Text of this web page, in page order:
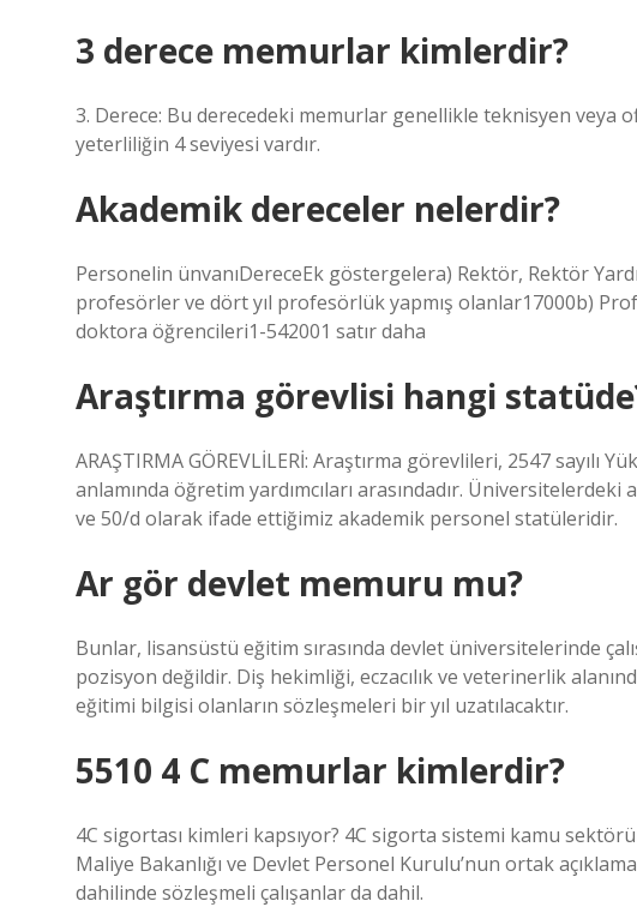
3 derece memurlar kimlerdir?
3. Derece: Bu derecedeki memurlar genellikle teknisyen veya
yeterliliğin 4 seviyesi vardır.
Akademik dereceler nelerdir?
Personelin ünvanıDereceEk göstergelera) Rektör, Rektör
profesörler ve dört yıl profesörlük yapmış olanlar17000b)
doktora öğrencileri1-542001 satır daha
Araştırma görevlisi hangi
ARAŞTIRMA GÖREVLİLERİ: Araştırma görevlileri, 2547 sayılı
anlamında öğretim yardımcıları arasındadır.
ve 50/d olarak ifade ettiğimiz akademik personel statüleridir.
Ar gör devlet memuru mu?
Bunlar, lisansüstü eğitim sırasında devlet üniversitelerinde
pozisyon değildir. Diş hekimliği, eczacılık ve veterinerlik
eğitimi bilgisi olanların sözleşmeleri bir yıl uzatılacaktır.
5510 4 C memurlar kimlerdir?
4C sigortası kimleri kapsıyor? 4C sigorta sistemi kamu
Maliye Bakanlığı ve Devlet Personel Kurulu’nun ortak
dahilinde sözleşmeli çalışanlar da dahil.